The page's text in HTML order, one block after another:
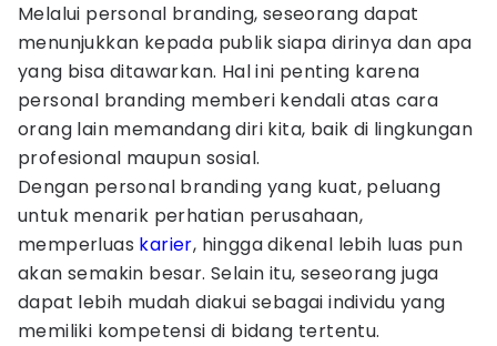
Melalui personal branding, seseorang dapat
menunjukkan kepada publik siapa dirinya dan apa
yang bisa ditawarkan. Hal ini penting karena
personal branding memberi kendali atas cara
orang lain memandang diri kita, baik di lingkungan
profesional maupun sosial.
Dengan personal branding yang kuat, peluang
untuk menarik perhatian perusahaan,
memperluas karier, hingga dikenal lebih luas pun
akan semakin besar. Selain itu, seseorang juga
dapat lebih mudah diakui sebagai individu yang
memiliki kompetensi di bidang tertentu.